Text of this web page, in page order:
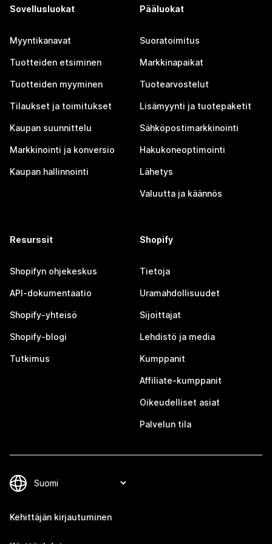
Sovellusluokat
Myyntikanavat
Tuotteiden etsiminen
Tuotteiden myyminen
Tilaukset ja toimitukset
Kaupan suunnittelu
Markkinointi ja konversio
Kaupan hallinnointi
Pääluokat
Suoratoimitus
Markkinapaikat
Tuotearvostelut
Lisämyynti ja tuotepaketit
Sähköpostimarkkinointi
Hakukoneoptimointi
Lähetys
Valuutta ja käännös
Resurssit
Shopifyn ohjekeskus
API-dokumentaatio
Shopify-yhteisö
Shopify-blogi
Tutkimus
Shopify
Tietoja
Uramahdollisuudet
Sijoittajat
Lehdistö ja media
Kumppanit
Affiliate-kumppanit
Oikeudelliset asiat
Palvelun tila
Kehittäjän kirjautuminen